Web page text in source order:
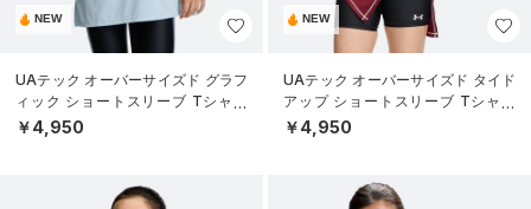
NEW
UAテック オーバーサイズド グラフ
ィック ショートスリーブ Tシャツ
（トレーニング/WOMEN）
￥4,950
NEW
UAテック オーバーサイズド タイド
アップ ショートスリーブ Tシャツ
（トレーニング/WOMEN）
￥4,950